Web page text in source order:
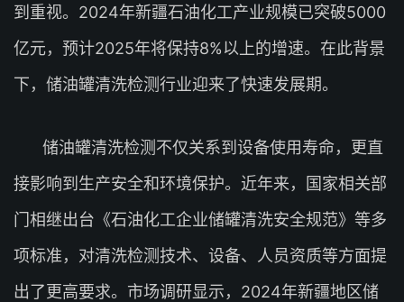
到重视。2024年新疆石油化工产业规模已突破5000
亿元，预计2025年将保持8%以上的增速。在此背景
下，储油罐清洗检测行业迎来了快速发展期。
储油罐清洗检测不仅关系到设备使用寿命，更直
接影响到生产安全和环境保护。近年来，国家相关部
门相继出台《石油化工企业储罐清洗安全规范》等多
项标准，对清洗检测技术、设备、人员资质等方面提
出了更高要求。市场调研显示，2024年新疆地区储